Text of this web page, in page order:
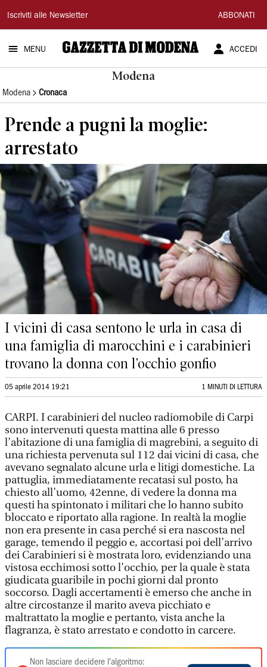
Gazzetta
di
Modena
Iscriviti alle Newsletter ABBONATI
MENU ACCEDI
Modena
Modena Cronaca
Prende a pugni la moglie:
arrestato
I vicini di casa sentono le urla in casa di
una famiglia di marocchini e i carabinieri
trovano la donna con l’occhio gonfio
05 aprile 2014 19:21 1 MINUTI DI LETTURA
CARPI. I carabinieri del nucleo radiomobile di Carpi
sono intervenuti questa mattina alle 6 presso
l’abitazione di una famiglia di magrebini, a seguito di
una richiesta pervenuta sul 112 dai vicini di casa, che
avevano segnalato alcune urla e litigi domestiche. La
pattuglia, immediatamente recatasi sul posto, ha
chiesto all’uomo, 42enne, di vedere la donna ma
questi ha spintonato i militari che lo hanno subito
bloccato e riportato alla ragione. In realtà la moglie
non era presente in casa perché si era nascosta nel
garage, temendo il peggio e, accortasi poi dell’arrivo
dei Carabinieri si è mostrata loro, evidenziando una
vistosa ecchimosi sotto l’occhio, per la quale è stata
giudicata guaribile in pochi giorni dal pronto
soccorso. Dagli accertamenti è emerso che anche in
altre circostanze il marito aveva picchiato e
maltrattato la moglie e pertanto, vista anche la
flagranza, è stato arrestato e condotto in carcere.
Non lasciare decidere l'algoritmo: